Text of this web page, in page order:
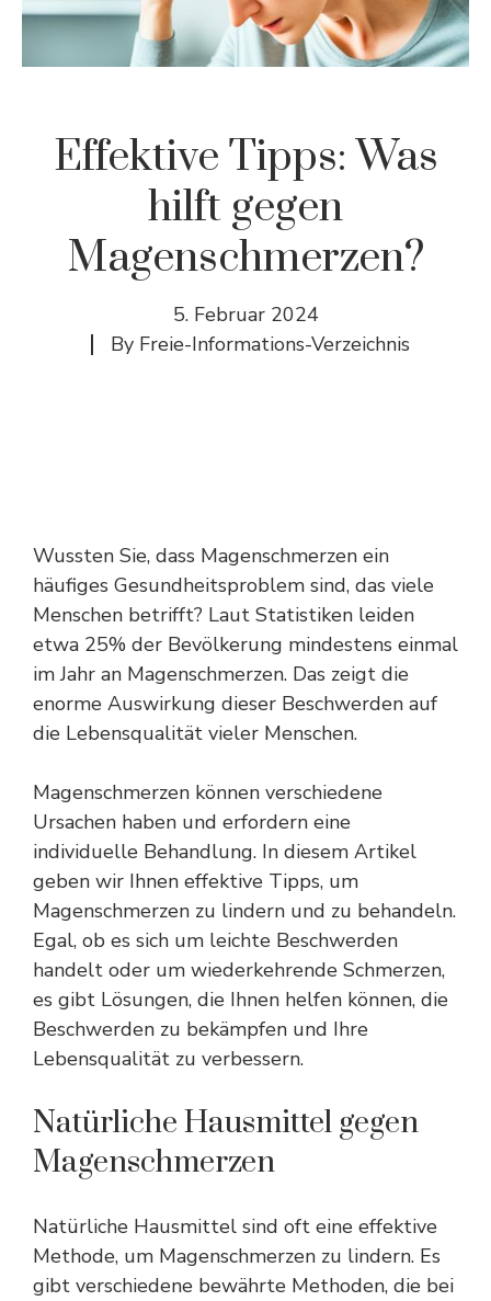
Effektive Tipps: Was
hilft gegen
Magenschmerzen?
5. Februar 2024
By Freie-Informations-Verzeichnis
Wussten Sie, dass Magenschmerzen ein
häufiges Gesundheitsproblem sind, das viele
Menschen betrifft? Laut Statistiken leiden
etwa 25% der Bevölkerung mindestens einmal
im Jahr an Magenschmerzen. Das zeigt die
enorme Auswirkung dieser Beschwerden auf
die Lebensqualität vieler Menschen.
Magenschmerzen können verschiedene
Ursachen haben und erfordern eine
individuelle Behandlung. In diesem Artikel
geben wir Ihnen effektive Tipps, um
Magenschmerzen zu lindern und zu behandeln.
Egal, ob es sich um leichte Beschwerden
handelt oder um wiederkehrende Schmerzen,
es gibt Lösungen, die Ihnen helfen können, die
Beschwerden zu bekämpfen und Ihre
Lebensqualität zu verbessern.
Natürliche Hausmittel gegen
Magenschmerzen
Natürliche Hausmittel sind oft eine effektive
Methode, um Magenschmerzen zu lindern. Es
gibt verschiedene bewährte Methoden, die bei